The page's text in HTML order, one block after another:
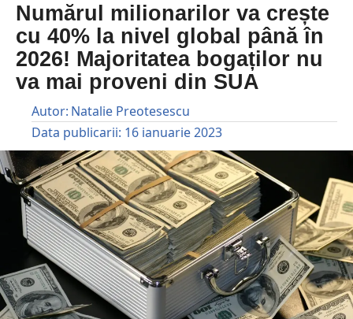
Numărul milionarilor va crește
cu 40% la nivel global până în
2026! Majoritatea bogaților nu
va mai proveni din SUA
Autor: Natalie Preotesescu
Data publicarii: 16 ianuarie 2023